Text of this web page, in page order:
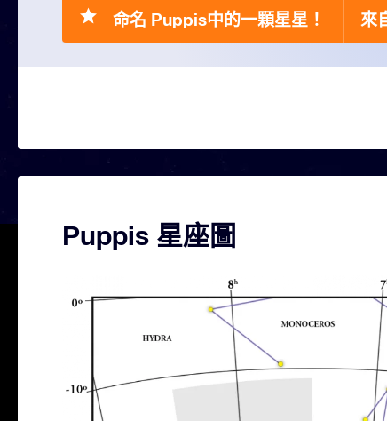
命名 Puppis中的一顆星星！ 來
Puppis 星座圖